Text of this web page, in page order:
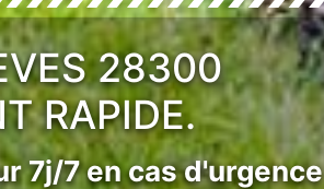
28300
RAPIDE.
7j/7 en cas d'urgence